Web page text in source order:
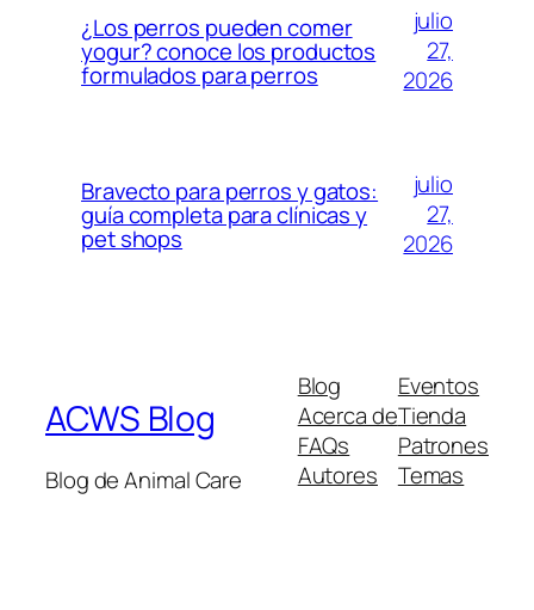
¿Los perros pueden comer
yogur? conoce los productos
formulados para perros
julio
27,
2026
Bravecto para perros y gatos:
guía completa para clínicas y
pet shops
julio
27,
2026
ACWS Blog
Blog de Animal Care
Blog
Acerca de
FAQs
Autores
Eventos
Tienda
Patrones
Temas